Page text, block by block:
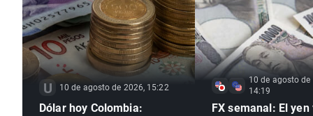
10 de agosto de 2026, 15:22
Dólar hoy Colombia:
10 de agosto de
14:19
FX semanal: El